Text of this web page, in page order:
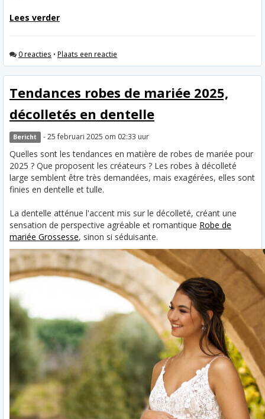
Lees verder
0 reacties • Plaats een reactie
Tendances robes de mariée 2025,
décolletés en dentelle
Bericht - 25 februari 2025 om 02:33 uur
Quelles sont les tendances en matière de robes de mariée pour
2025 ? Que proposent les créateurs ? Les robes à décolleté
large semblent être très demandées, mais exagérées, elles sont
finies en dentelle et tulle.
La dentelle atténue l'accent mis sur le décolleté, créant une
sensation de perspective agréable et romantique Robe de
mariée Grossesse, sinon si séduisante.